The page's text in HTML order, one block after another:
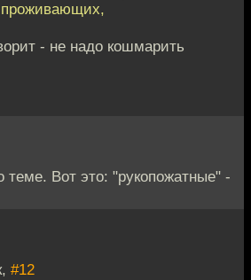
проживающих,
- не надо кошмарить
теме. Вот это: "рукопожатные" -
#12